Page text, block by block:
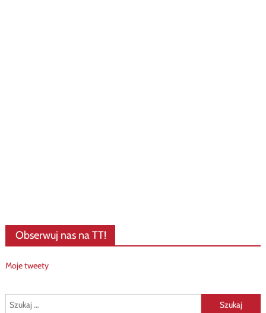
Obserwuj nas na TT!
Moje tweety
Szukaj: